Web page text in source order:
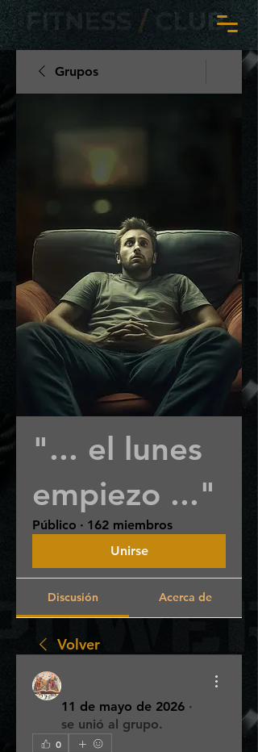
Grupos
"... el lunes
empiezo ..."
Público · 162 miembros
Unirse
Discusión Acerca de
Volver
11 de mayo de 2026 ·
se unió al grupo.
0